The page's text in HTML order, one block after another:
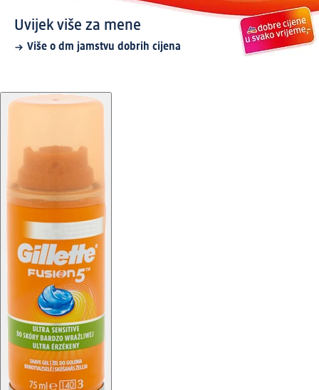
Uvijek više za mene
Više o dm jamstvu dobrih cijena